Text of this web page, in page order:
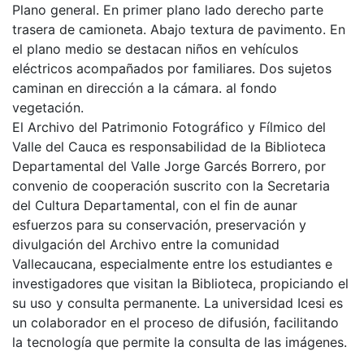
Plano general. En primer plano lado derecho parte
trasera de camioneta. Abajo textura de pavimento. En
el plano medio se destacan niños en vehículos
eléctricos acompañados por familiares. Dos sujetos
caminan en dirección a la cámara. al fondo
vegetación.
El Archivo del Patrimonio Fotográfico y Fílmico del
Valle del Cauca es responsabilidad de la Biblioteca
Departamental del Valle Jorge Garcés Borrero, por
convenio de cooperación suscrito con la Secretaria
del Cultura Departamental, con el fin de aunar
esfuerzos para su conservación, preservación y
divulgación del Archivo entre la comunidad
Vallecaucana, especialmente entre los estudiantes e
investigadores que visitan la Biblioteca, propiciando el
su uso y consulta permanente. La universidad Icesi es
un colaborador en el proceso de difusión, facilitando
la tecnología que permite la consulta de las imágenes.